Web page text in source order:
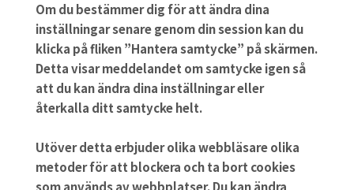
Om du bestämmer dig för att ändra dina
inställningar senare genom din session kan du
klicka på fliken ”Hantera samtycke” på skärmen.
Detta visar meddelandet om samtycke igen så
att du kan ändra dina inställningar eller
återkalla ditt samtycke helt.
Utöver detta erbjuder olika webbläsare olika
metoder för att blockera och ta bort cookies
som används av webbplatser. Du kan ändra